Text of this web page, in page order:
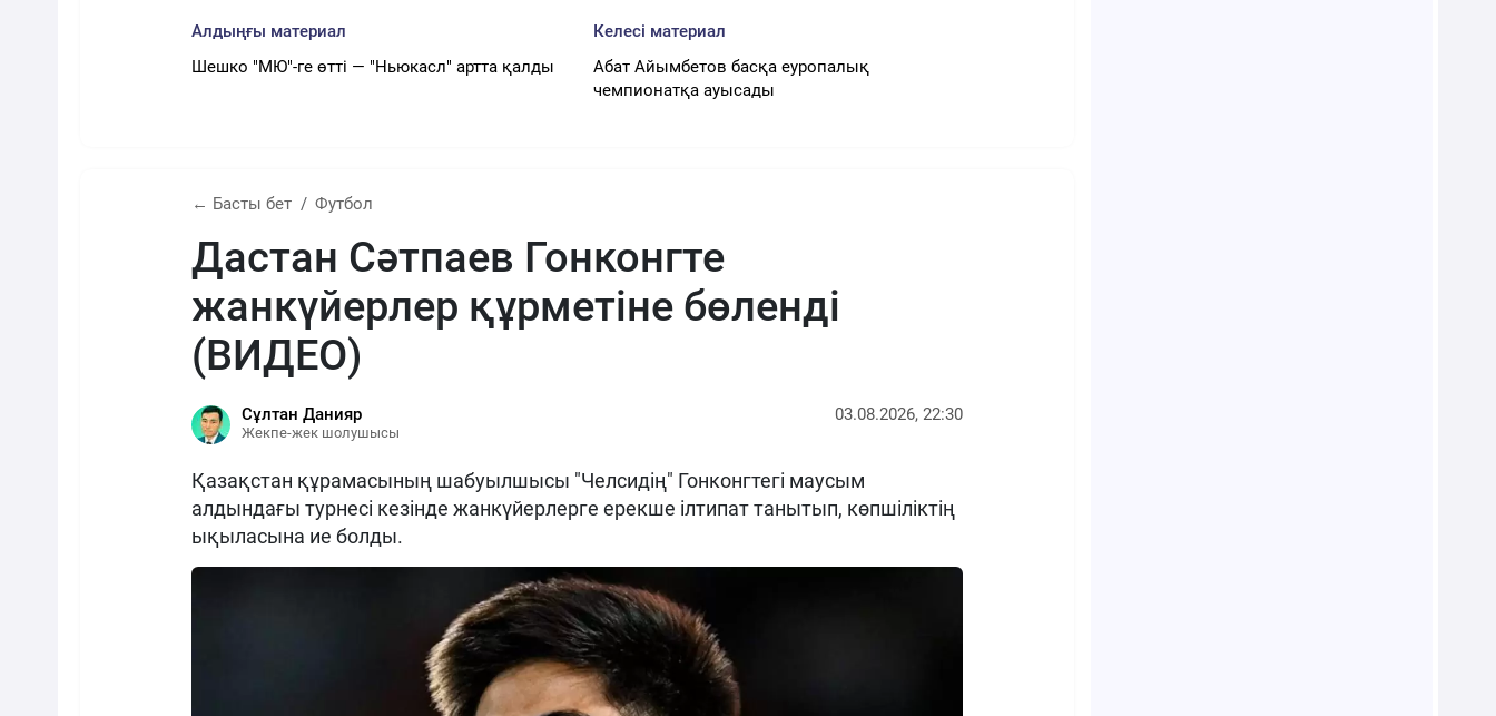
Алдыңғы материал
Шешко "МЮ"-ге өтті — "Ньюкасл" артта қалды
Келесі материал
Абат Айымбетов басқа еуропалық
чемпионатқа ауысады
← Басты бет Футбол
Дастан Сәтпаев Гонконгте
жанкүйерлер құрметіне бөленді
(ВИДЕО)
Сұлтан Данияр
Жекпе-жек шолушысы
03.08.2026, 22:30
Қазақстан құрамасының шабуылшысы "Челсидің" Гонконгтегі маусым
алдындағы турнесі кезінде жанкүйерлерге ерекше ілтипат танытып, көпшіліктің
ықыласына ие болды.